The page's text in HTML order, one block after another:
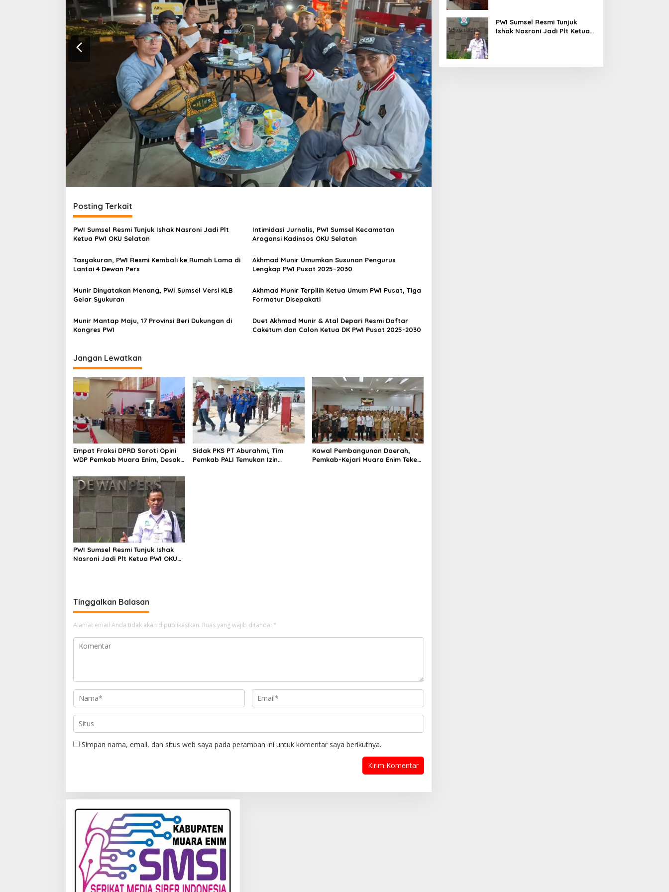
Posting Terkait
PWI Sumsel Resmi Tunjuk Ishak Nasroni Jadi Plt
Ketua PWI OKU Selatan
Intimidasi Jurnalis, PWI Sumsel Kecamatan
Arogansi Kadinsos OKU Selatan
Tasyakuran, PWI Resmi Kembali ke Rumah Lama di
Lantai 4 Dewan Pers
Akhmad Munir Umumkan Susunan Pengurus
Lengkap PWI Pusat 2025–2030
Munir Dinyatakan Menang, PWI Sumsel Versi KLB
Gelar Syukuran
Akhmad Munir Terpilih Ketua Umum PWI Pusat, Tiga
Formatur Disepakati
Munir Mantap Maju, 17 Provinsi Beri Dukungan di
Kongres PWI
Duet Akhmad Munir & Atal Depari Resmi Daftar
Caketum dan Calon Ketua DK PWI Pusat 2025-2030
Jangan Lewatkan
Empat Fraksi DPRD Soroti Opini
WDP Pemkab Muara Enim, Desak
Sidak PKS PT Aburahmi, Tim
Pemkab PALI Temukan Izin
Kawal Pembangunan Daerah,
Pemkab-Kejari Muara Enim Teken
PWI Sumsel Resmi Tunjuk Ishak
Nasroni Jadi Plt Ketua PWI OKU
Tinggalkan Balasan
Alamat email Anda tidak akan dipublikasikan. Ruas yang wajib ditandai *
Simpan nama, email, dan situs web saya pada peramban ini untuk komentar saya berikutnya.
PWI Sumsel Resmi Tunjuk
Ishak Nasroni Jadi Plt Ketua